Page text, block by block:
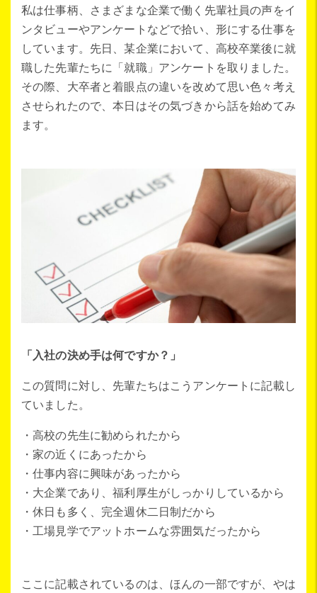
私は仕事柄、さまざまな企業で働く先輩社員の声をイ
ンタビューやアンケートなどで拾い、形にする仕事を
しています。先日、某企業において、高校卒業後に就
職した先輩たちに「就職」アンケートを取りました。
その際、大卒者と着眼点の違いを改めて思い色々考え
させられたので、本日はその気づきから話を始めてみ
ます。
「入社の決め手は何ですか？」
この質問に対し、先輩たちはこうアンケートに記載し
ていました。
・高校の先生に勧められたから
・家の近くにあったから
・仕事内容に興味があったから
・大企業であり、福利厚生がしっかりしているから
・休日も多く、完全週休二日制だから
・工場見学でアットホームな雰囲気だったから
ここに記載されているのは、ほんの一部ですが、やは